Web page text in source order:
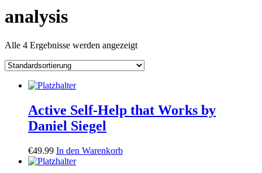
analysis
Alle 4 Ergebnisse werden angezeigt
Active Self-Help that Works by
Daniel Siegel
€49.99 In den Warenkorb